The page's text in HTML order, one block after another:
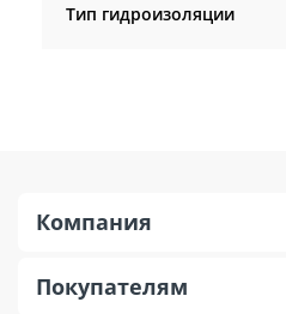
Тип гидроизоляции
Компания
Покупателям